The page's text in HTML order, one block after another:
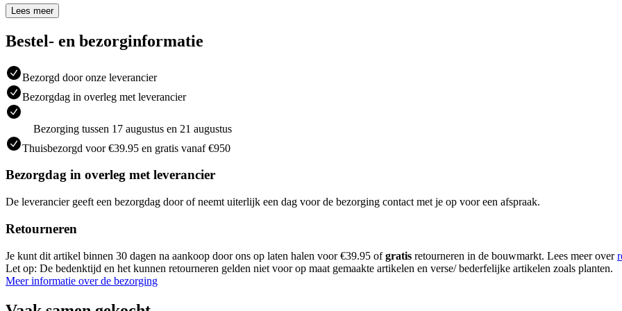
Lees meer
Bestel- en bezorginformatie
Bezorgd door onze leverancier
Bezorgdag in overleg met leverancier
Bezorging tussen 17 augustus en 21 augustus
Thuisbezorgd voor €39.95 en gratis vanaf €950
Bezorgdag in overleg met leverancier
De leverancier geeft een bezorgdag door of neemt uiterlijk een dag voor de bezorging contact met je op voor een afspraak.
Retourneren
Je kunt dit artikel binnen 30 dagen na aankoop door ons op laten halen voor €39.95 ofgratis retourneren in de bouwmarkt. Lees meer over
Let op: De bedenktijd en het kunnen retourneren gelden niet voor op maat gemaakte artikelen en verse/ bederfelijke artikelen zoals planten.
Meer informatie over de bezorging